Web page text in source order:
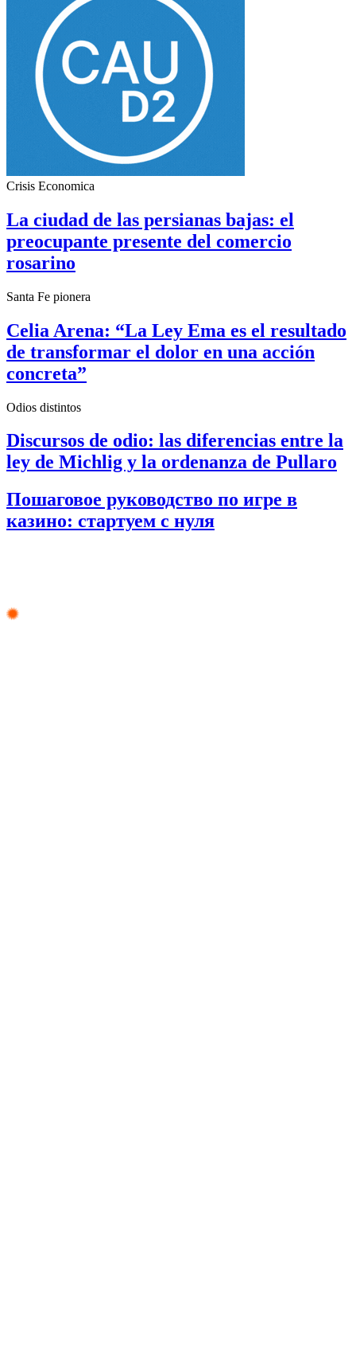
Crisis Economica
La ciudad de las persianas bajas: el
preocupante presente del comercio
rosarino
Santa Fe pionera
Celia Arena: “La Ley Ema es el resultado
de transformar el dolor en una acción
concreta”
Odios distintos
Discursos de odio: las diferencias entre la
ley de Michlig y la ordenanza de Pullaro
Пошаговое руководство по игре в
казино: стартуем с нуля